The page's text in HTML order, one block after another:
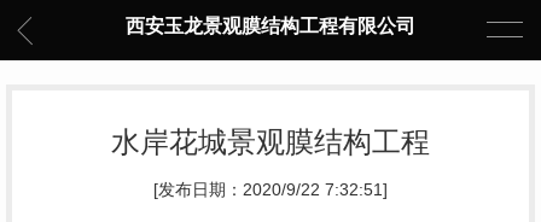
西安玉龙景观膜结构工程有限公司
水岸花城景观膜结构工程
[发布日期：2020/9/22 7:32:51]